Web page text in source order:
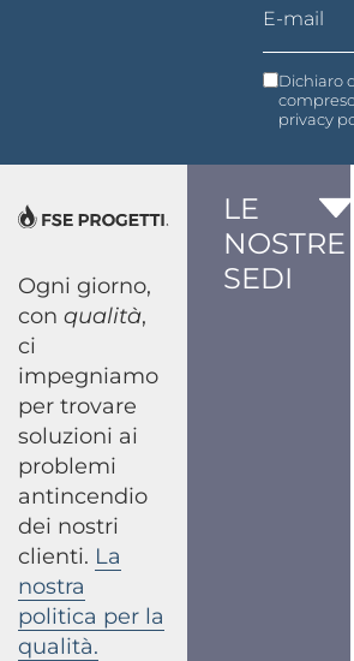
Dichiaro
privacy
Ogni giorno,
con qualità,
ci
impegniamo
per trovare
soluzioni ai
problemi
antincendio
dei nostri
clienti. La
nostra
politica per la
qualità.
LE
NOSTRE
SEDI